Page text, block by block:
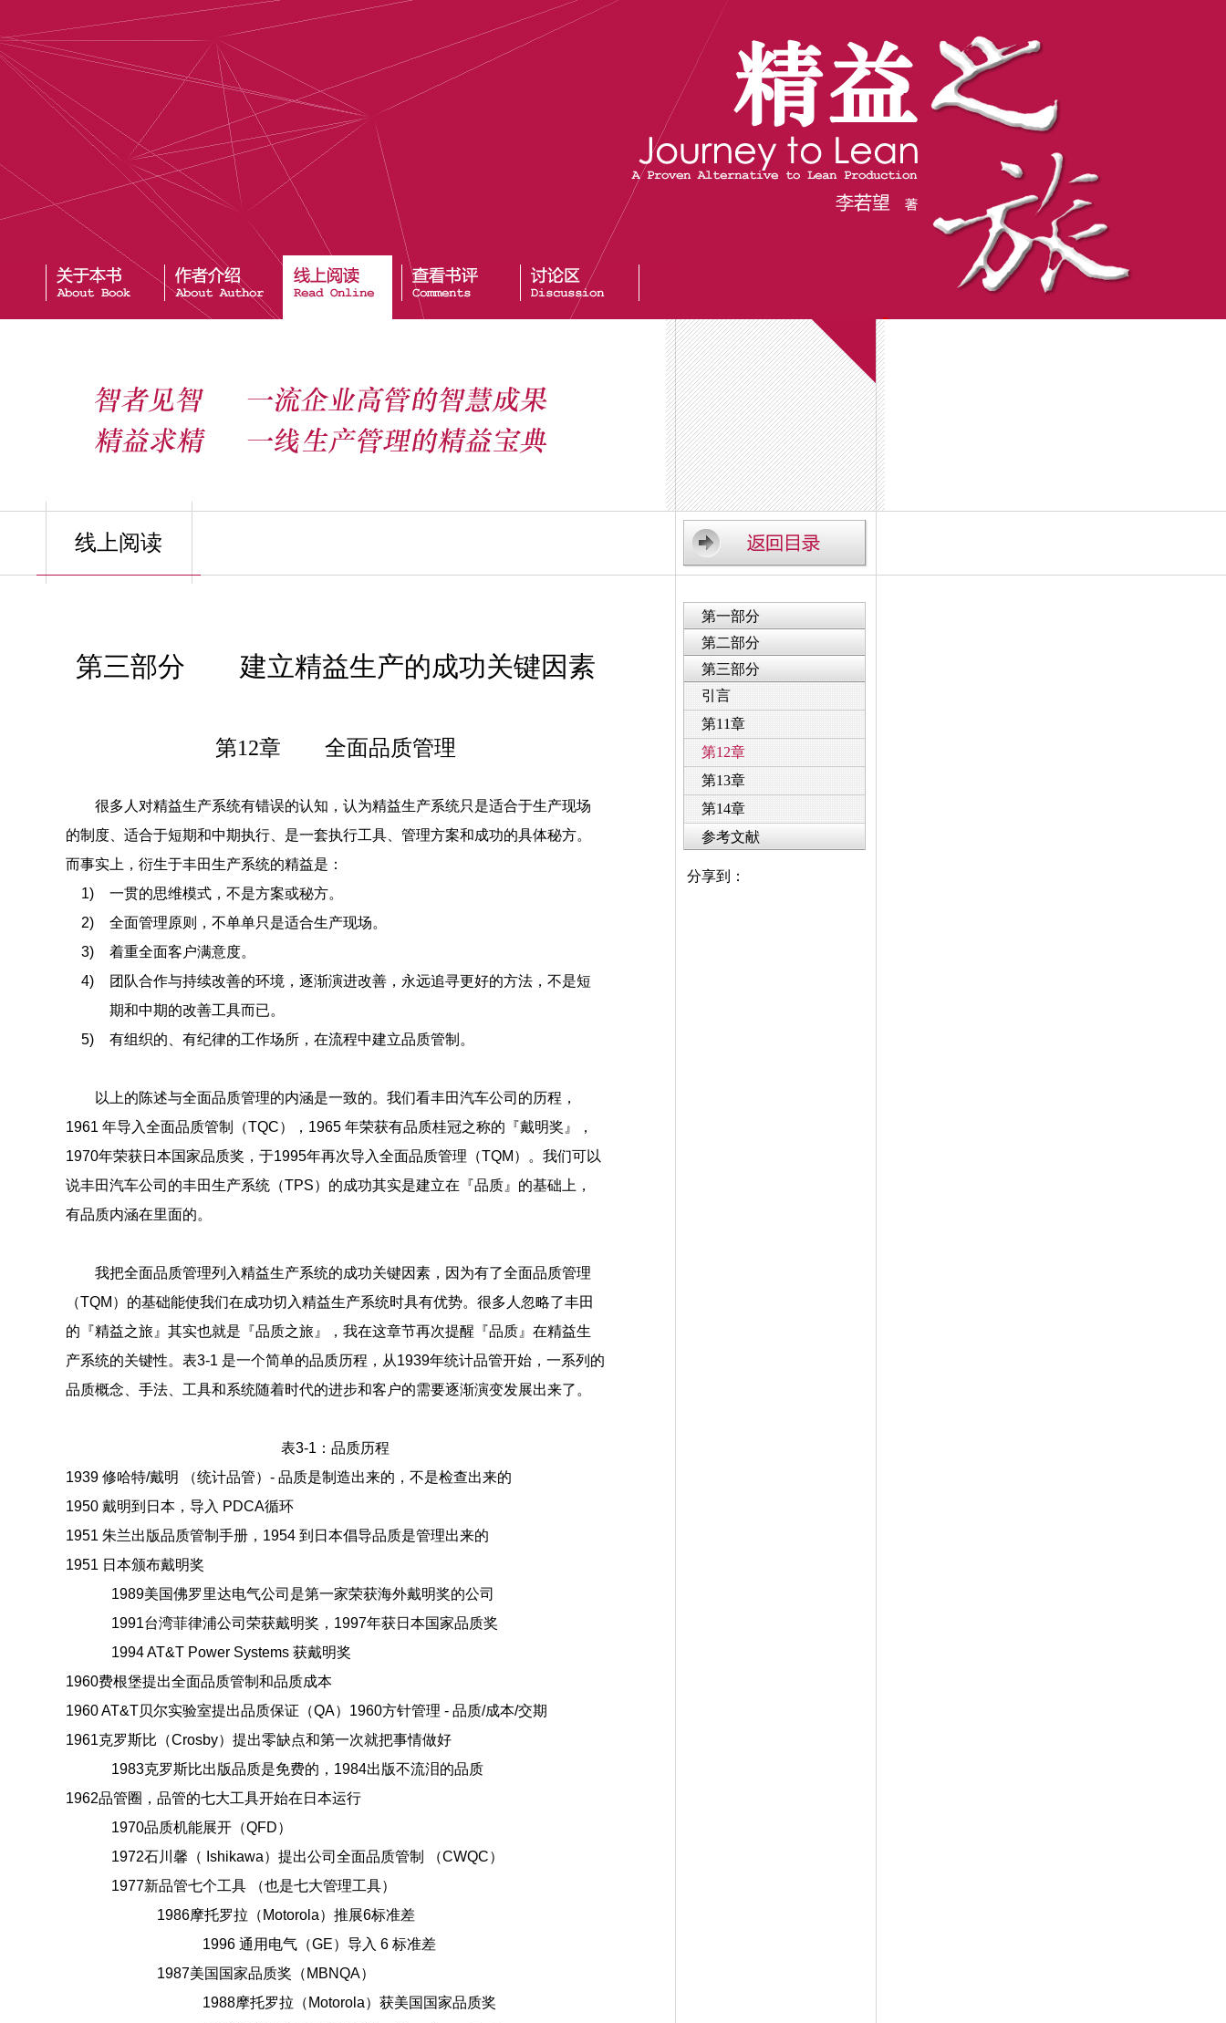
线上阅读
第三部分 建立精益生产的成功关键因素
第12章 全面品质管理
很多人对精益生产系统有错误的认知，认为精益生产系统只是适合于生产现场
的制度、适合于短期和中期执行、是一套执行工具、管理方案和成功的具体秘方。
而事实上，衍生于丰田生产系统的精益是：
1)
一贯的思维模式，不是方案或秘方。
2)
全面管理原则，不单单只是适合生产现场。
3)
着重全面客户满意度。
4)
团队合作与持续改善的环境，逐渐演进改善，永远追寻更好的方法，不是短
期和中期的改善工具而已。
5)
有组织的、有纪律的工作场所，在流程中建立品质管制。
以上的陈述与全面品质管理的内涵是一致的。我们看丰田汽车公司的历程，
1961 年导入全面品质管制（TQC），1965 年荣获有品质桂冠之称的『戴明奖』，
1970年荣获日本国家品质奖，于1995年再次导入全面品质管理（TQM）。我们可以
说丰田汽车公司的丰田生产系统（TPS）的成功其实是建立在『品质』的基础上，
有品质内涵在里面的。
我把全面品质管理列入精益生产系统的成功关键因素，因为有了全面品质管理
（TQM）的基础能使我们在成功切入精益生产系统时具有优势。很多人忽略了丰田
的『精益之旅』其实也就是『品质之旅』，我在这章节再次提醒『品质』在精益生
产系统的关键性。表3-1 是一个简单的品质历程，从1939年统计品管开始，一系列的
品质概念、手法、工具和系统随着时代的进步和客户的需要逐渐演变发展出来了。
表3-1：品质历程
1939 修哈特/戴明 （统计品管）- 品质是制造出来的，不是检查出来的
1950 戴明到日本，导入 PDCA循环
1951 朱兰出版品质管制手册，1954 到日本倡导品质是管理出来的
1951 日本颁布戴明奖
1989美国佛罗里达电气公司是第一家荣获海外戴明奖的公司
1991台湾菲律浦公司荣获戴明奖，1997年获日本国家品质奖
1994 AT&T Power Systems 获戴明奖
1960费根堡提出全面品质管制和品质成本
1960 AT&T贝尔实验室提出品质保证（QA） 1960方针管理 - 品质/成本/交期
1961克罗斯比（Crosby）提出零缺点和第一次就把事情做好
1983克罗斯比出版品质是免费的，1984出版不流泪的品质
1962品管圈，品管的七大工具开始在日本运行
1970品质机能展开（QFD）
1972石川馨（ Ishikawa）提出公司全面品质管制 （CWQC）
1977新品管七个工具 （也是七大管理工具）
1986摩托罗拉（Motorola）推展6标准差
1996 通用电气（GE）导入 6 标准差
1987美国国家品质奖（MBNQA）
1988摩托罗拉（Motorola）获美国国家品质奖
第一部分
第二部分
第三部分
引言
第11章
第12章
第13章
第14章
参考文献
分享到：